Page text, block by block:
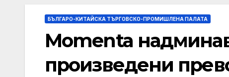
БЪЛГАРО-КИТАЙСКА ТЪРГОВСКО-ПРОМИШЛЕНА ПАЛАТА
Momenta
произведени